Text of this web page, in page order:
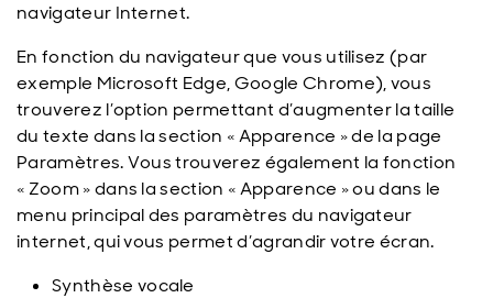
navigateur Internet.
En fonction du navigateur que vous utilisez (par
exemple Microsoft Edge, Google Chrome), vous
trouverez l’option permettant d’augmenter la taille
du texte dans la section « Apparence » de la page
Paramètres. Vous trouverez également la fonction
« Zoom » dans la section « Apparence » ou dans le
menu principal des paramètres du navigateur
internet, qui vous permet d’agrandir votre écran.
Synthèse vocale